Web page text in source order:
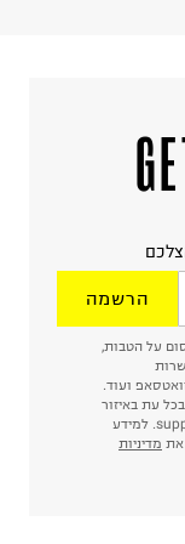
הרשמה
על הטבות,
ועוד.
עת באיזור
האישי או בפנייה לsupport@terminalx.com. למידע
את מדיניות